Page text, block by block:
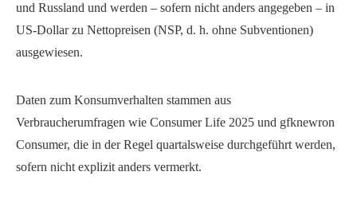
und Russland und werden – sofern nicht anders angegeben – in
US-Dollar zu Nettopreisen (NSP, d. h. ohne Subventionen)
ausgewiesen.
Daten zum Konsumverhalten stammen aus
Verbraucherumfragen wie Consumer Life 2025 und gfknewron
Consumer, die in der Regel quartalsweise durchgeführt werden,
sofern nicht explizit anders vermerkt.